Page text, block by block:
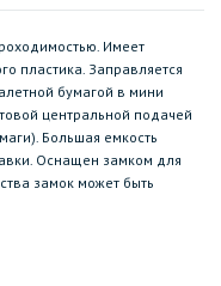
Имеет
пластика. Заправляется
бумагой в мини
центральной подачей
Большая емкость
Оснащен замком для
замок может быть